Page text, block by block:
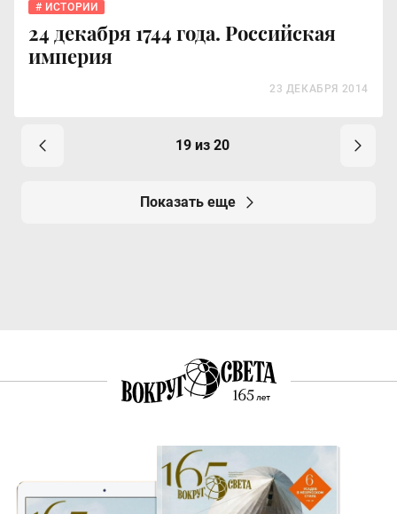
ИСТОРИИ
24 декабря 1744 года. Российская
империя
23 ДЕКАБРЯ 2014
19 из 20
Показать еще